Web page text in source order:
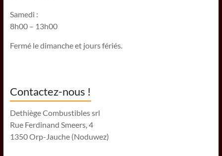
Samedi :
8h00 – 13h00
Fermé le dimanche et jours fériés.
Contactez-nous !
Dethiège Combustibles srl
Rue Ferdinand Smeers, 4
1350 Orp-Jauche (Noduwez)